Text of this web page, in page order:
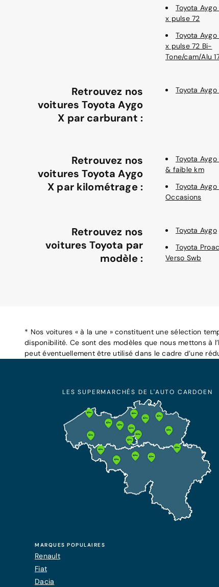
Toyota
x pulse 72
Toyota
x pulse 72 Bi-
Tone/cam/Alu
Retrouvez nos
voitures Toyota Aygo
X par carburant :
Toyota Aygo
Retrouvez nos
voitures Toyota Aygo
X par kilométrage :
Toyota Aygo
& faible km
Toyota Aygo
Occasions
Retrouvez nos
voitures Toyota par
modèle :
Toyota Aygo
Toyota
Verso Swb
* Nos voitures « à la une » constituent une sélection
disponibilité. Ce sont des modèles que nous mettons à
peut éventuellement être utilisé dans le cadre d’une
LES SUPERMARCHÉS DE L'AUTO CARDOEN
MARQUES POPULAIRES
Renault
Fiat
Dacia